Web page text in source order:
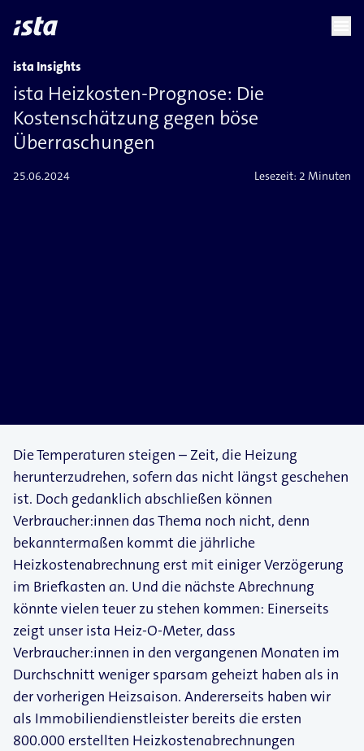
languagechevron_right
ista Insights
ista Heizkosten-​Prognose: Die
Kostenschätzung gegen böse
Überraschungen
25.06.2024 Lesezeit: 2 Minuten
Die Temperaturen steigen – Zeit, die Heizung
herunterzudrehen, sofern das nicht längst geschehen
ist. Doch gedanklich abschließen können
Verbraucher:innen das Thema noch nicht, denn
bekanntermaßen kommt die jährliche
Heizkostenabrechnung erst mit einiger Verzögerung
im Briefkasten an. Und die nächste Abrechnung
könnte vielen teuer zu stehen kommen: Einerseits
zeigt unser ista Heiz-​O-​Meter, dass
Verbraucher:innen in den vergangenen Monaten im
Durchschnitt weniger sparsam geheizt haben als in
der vorherigen Heizsaison. Andererseits haben wir
als Immobiliendienstleister bereits die ersten
800.000 erstellten Heizkostenabrechnungen